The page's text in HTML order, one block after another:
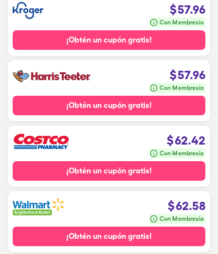
$57.96
Con Membresía
¡Obtén un cupón gratis!
$57.96
Con Membresía
¡Obtén un cupón gratis!
$62.42
Con Membresía
¡Obtén un cupón gratis!
$62.58
Con Membresía
¡Obtén un cupón gratis!